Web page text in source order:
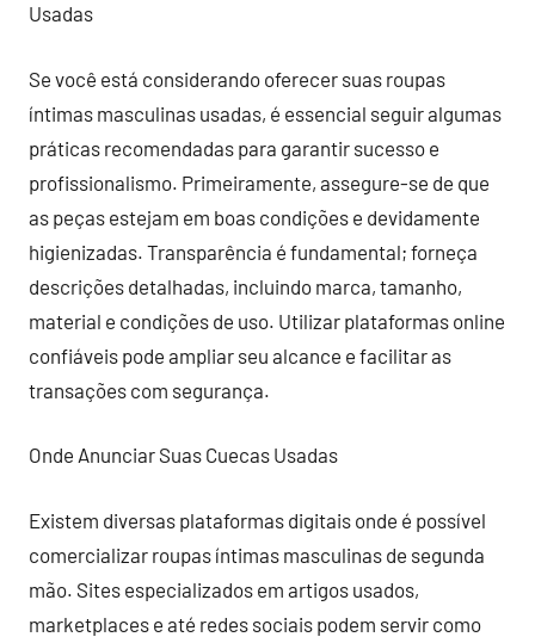
Usadas
Se você está considerando oferecer suas roupas
íntimas masculinas usadas, é essencial seguir algumas
práticas recomendadas para garantir sucesso e
profissionalismo. Primeiramente, assegure-se de que
as peças estejam em boas condições e devidamente
higienizadas. Transparência é fundamental; forneça
descrições detalhadas, incluindo marca, tamanho,
material e condições de uso. Utilizar plataformas online
confiáveis pode ampliar seu alcance e facilitar as
transações com segurança.
Onde Anunciar Suas Cuecas Usadas
Existem diversas plataformas digitais onde é possível
comercializar roupas íntimas masculinas de segunda
mão. Sites especializados em artigos usados,
marketplaces e até redes sociais podem servir como